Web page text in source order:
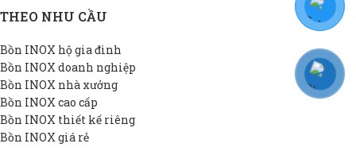
THEO NHU CẦU
Bồn INOX hộ gia đình
Bồn INOX doanh nghiệp
Bồn INOX nhà xưởng
Bồn INOX cao cấp
Bồn INOX thiết kế riêng
Bồn INOX giá rẻ